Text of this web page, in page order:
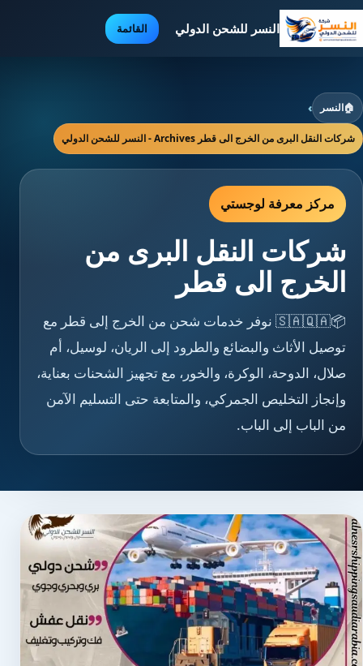
النسر للشحن الدولي القائمة
🏠النسر ›
شركات النقل البرى من الخرج الى قطر Archives - النسر للشحن الدولي
مركز معرفة لوجستي
شركات النقل البرى من
الخرج الى قطر
📦🇸🇦🇶🇦 نوفر خدمات شحن من الخرج إلى قطر مع
توصيل الأثاث والبضائع والطرود إلى الريان، لوسيل، أم
صلال، الدوحة، الوكرة، والخور، مع تجهيز الشحنات بعناية،
وإنجاز التخليص الجمركي، والمتابعة حتى التسليم الآمن
من الباب إلى الباب.